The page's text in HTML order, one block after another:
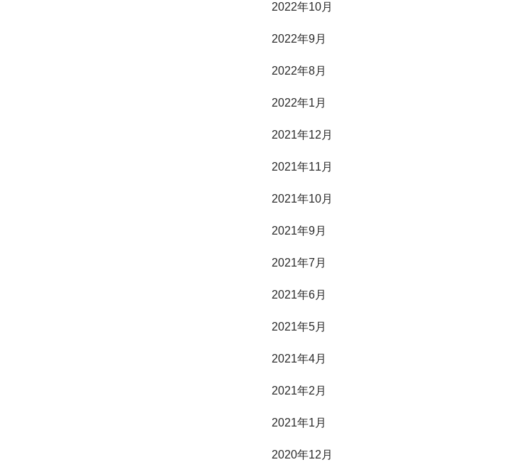
2022年10月
2022年9月
2022年8月
2022年1月
2021年12月
2021年11月
2021年10月
2021年9月
2021年7月
2021年6月
2021年5月
2021年4月
2021年2月
2021年1月
2020年12月